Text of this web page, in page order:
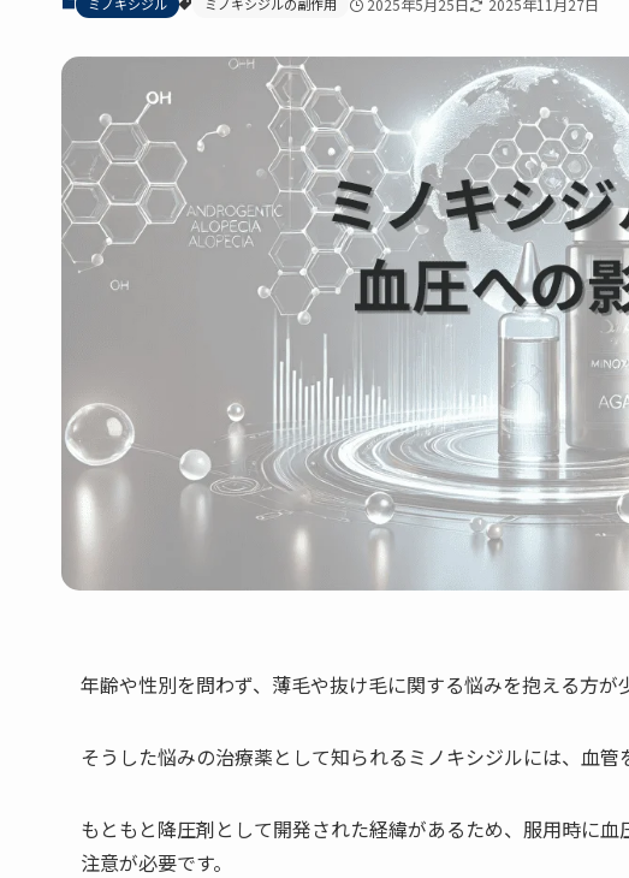
2025年5月25日 2025年11月27日
年齢や性別を問わず、薄毛や抜け毛に関する悩みを抱える方が
そうした悩みの治療薬として知られるミノキシジルには、血管
もともと降圧剤として開発された経緯があるため、服用時に
注意が必要です。